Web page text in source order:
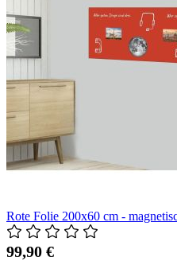
Rote Folie 200x60 cm -
99,90 €